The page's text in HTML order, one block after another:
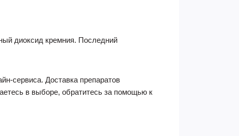
диоксид кремния. Последний
сервиса. Доставка препаратов
в выборе, обратитесь за помощью к